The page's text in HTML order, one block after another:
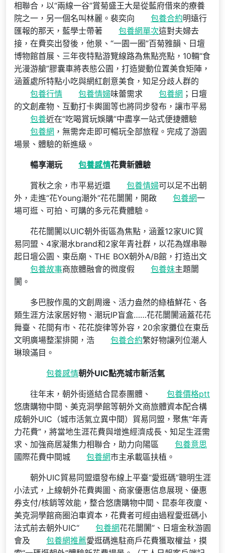
相聯合，以“兩線一谷”賞菊盛王大是從藍府借來的療養
院之一，另一個名叫林麗。裴奕向
包養合約明遠行
匯報的那天，藍學士帶著
包養網單次這對夫婦去
接，在費奕出發後，他景、“一園一圈”百菊雅韻、日壇
博物館首展、三年夜特點游覽線路為焦點亮點，10輛“食
光漫游艙”膠囊車將表態公園，打造變動位置美食矩陣，
涵蓋處所特點小吃與網紅創意美食，知足分歧人群的
包養行情
包養情婦味蕾需求 包養網 ；日壇
的文創產物、互動打卡輿圖等也將同步發布，讓市平易
包養近在“吃喝賞玩娛購”中盡享一站式便捷體驗
包養網 ，無需奔走即可暢玩全部旅程。完成了游園
場景、體驗的新進級。
暢享潮玩 包養感情花費新體驗
賞秋之余，市平易近還 包養情婦可以足不出朝
外，走進“花Young潮外”花花闤闠，開啟
包養網一
場可逛、可拍、可購的多元花費體驗。
花花闤闠以UIC朝外街區為焦點，涵蓋12家UIC貿
易同盟、4家潮水brand和2家年青社群，以花為媒串聯
起日壇公園、東岳廟、THE BOX朝外A/B館，打造出文
包養故事商旅體融會的微度假 包養妹主題闤
闠。
多巴胺作風的文創周邊、活力盎然的綠植鮮花、各
類生涯方法家居好物、潮玩IP盲盒……花花闤闠涵蓋花花
舞臺、花間有市、花花旋律等外容，20余家攤位在東岳
文明廣場整潔排開，浩
包養合約繁好物讓列位潮人
琳琅滿目。
包養感情朝外UIC點亮城市新活氣
往年末，朝外街道結合昆泰團體、
包養價格ptt
悠唐購物中間、美克洞學館等朝外文商旅體資本配合構
成朝外UIC（城市活氣立異中間）貿易同盟，聚焦“年青
力花費”，將當地生涯花費與增進經濟成長、知足生涯需
求、加強商居凝集力相聯合，助力向陽區
包養意思
國際花費中間城
包養網市主承載區扶植。
朝外UIC貿易同盟還發布線上平臺“愛逛碼”聰明生涯
小法式，上線朝外花費輿圖、商家優惠信息展現、優惠
券支付/核銷等效能，整合悠唐購物中間、昆泰年夜廈、
美克洞學館商圈泊車資本，花費者可經由過程愛逛碼小
法式前去朝外UIC“
包養網花花闤闠”、日壇金秋游園
會及
包養網推薦愛逛碼進駐商戶花費獲取權益，摸